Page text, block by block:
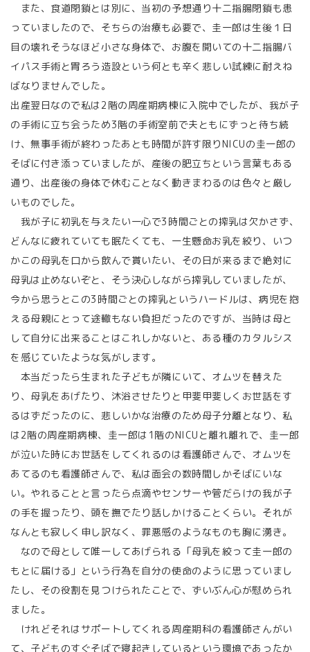
また、食道閉鎖とは別に、当初の予想通り十二指腸閉鎖も患
っていましたので、そちらの治療も必要で、圭一郎は生後１日
目の壊れそうなほど小さな身体で、お腹を開いての十二指腸バ
イパス手術と胃ろう造設という何とも辛く悲しい試練に耐えね
ばなりませんでした。
出産翌日なので私は2階の周産期病棟に入院中でしたが、我が子
の手術に立ち会うため3階の手術室前で夫ともにずっと待ち続
け、無事手術が終わったあとも時間が許す限りNICUの圭一郎の
そばに付き添っていましたが、産後の肥立ちという言葉もある
通り、出産後の身体で休むことなく動きまわるのは色々と厳し
いものでした。
我が子に初乳を与えたい一心で3時間ごとの搾乳は欠かさず、
どんなに疲れていても眠たくても、一生懸命お乳を絞り、いつ
かこの母乳を口から飲んで貰いたい、その日が来るまで絶対に
母乳は止めないぞと、そう決心しながら搾乳していましたが、
今から思うとこの3時間ごとの搾乳というハードルは、病児を抱
える母親にとって途轍もない負担だったのですが、当時は母と
して自分に出来ることはこれしかないと、ある種のカタルシス
を感じていたような気がします。
本当だったら生まれた子どもが隣にいて、オムツを替えた
り、母乳をあげたり、沐浴させたりと甲斐甲斐しくお世話をす
るはずだったのに、悲しいかな治療のため母子分離となり、私
は2階の周産期病棟、圭一郎は1階のNICUと離れ離れで、圭一郎
が泣いた時にお世話をしてくれるのは看護師さんで、オムツを
あてるのも看護師さんで、私は面会の数時間しかそばにいな
い。やれることと言ったら点滴やセンサーや管だらけの我が子
の手を握ったり、頭を撫でたり話しかけることくらい。それが
なんとも寂しく申し訳なく、罪悪感のようなものも胸に湧き。
なので母として唯一してあげられる「母乳を絞って圭一郎の
もとに届ける」という行為を自分の使命のように思っていまし
たし、その役割を見つけられたことで、ずいぶん心が慰められ
ました。
けれどそれはサポートしてくれる周産期科の看護師さんがい
て、子どものすぐそばで寝起きしているという環境であったか